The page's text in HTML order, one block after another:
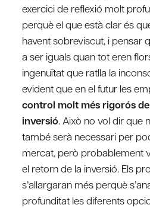
exercici de reflexió molt
perquè el que està clar és
havent sobreviscut, i pensar
a ser iguals quan tot eren
ingenuïtat que ratlla la
evident que en el futur les
control molt més rigorós de
inversió. Això no vol dir que
també serà necessari per
mercat, però probablement
el retorn de la inversió. Els
s’allargaran més perquè
profunditat les diferents